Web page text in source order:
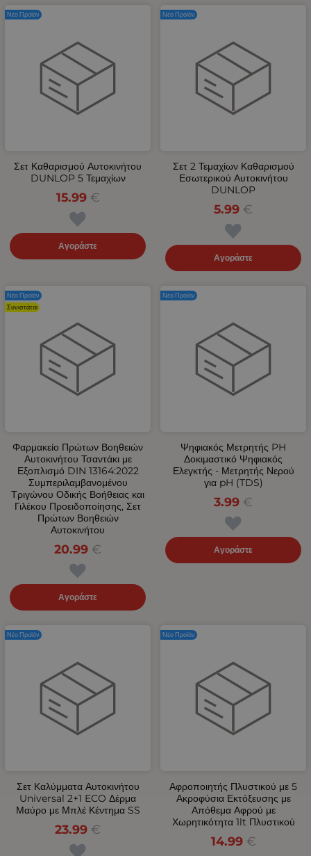
Σετ Καθαρισμού Αυτοκινήτου
DUNLOP 5 Τεμαχίων
15.99 €
Αγοράστε
Νέο Προϊόν
Σετ 2 Τεμαχίων Καθαρισμού
Εσωτερικού Αυτοκινήτου
DUNLOP
5.99 €
Αγοράστε
Νέο Προϊόν
Φαρμακείο Πρώτων Βοηθειών
Αυτοκινήτου Τσαντάκι με
Εξοπλισμό DIN 13164:2022
Συμπεριλαμβανομένου
Τριγώνου Οδικής Βοήθειας και
Γιλέκου Προειδοποίησης, Σετ
Πρώτων Βοηθειών
Αυτοκινήτου
20.99 €
Αγοράστε
Νέο Προϊόν
Συνιστάται
Ψηφιακός Μετρητής PH
Δοκιμαστικό Ψηφιακός
Ελεγκτής - Μετρητής Νερού
για pH (TDS)
3.99 €
Αγοράστε
Νέο Προϊόν
Σετ Καλύμματα Αυτοκινήτου
Universal 2+1 ECO Δέρμα
Μαύρο με Μπλέ Κέντημα SS
23.99 €
Νέο Προϊόν
Αφροποιητής Πλυστικού με 5
Ακροφύσια Εκτόξευσης με
Απόθεμα Αφρού με
Χωρητικότητα 1lt Πλυστικού
14.99 €
Νέο Προϊόν